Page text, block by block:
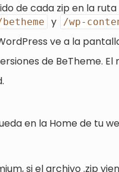
de cada zip en la ruta
y /wp-
ve a la
de BeTheme. El
en la Home de tu
si el archivo .zip